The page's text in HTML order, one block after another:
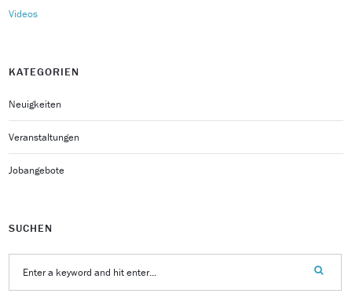
Videos
KATEGORIEN
Neuigkeiten
Veranstaltungen
Jobangebote
SUCHEN